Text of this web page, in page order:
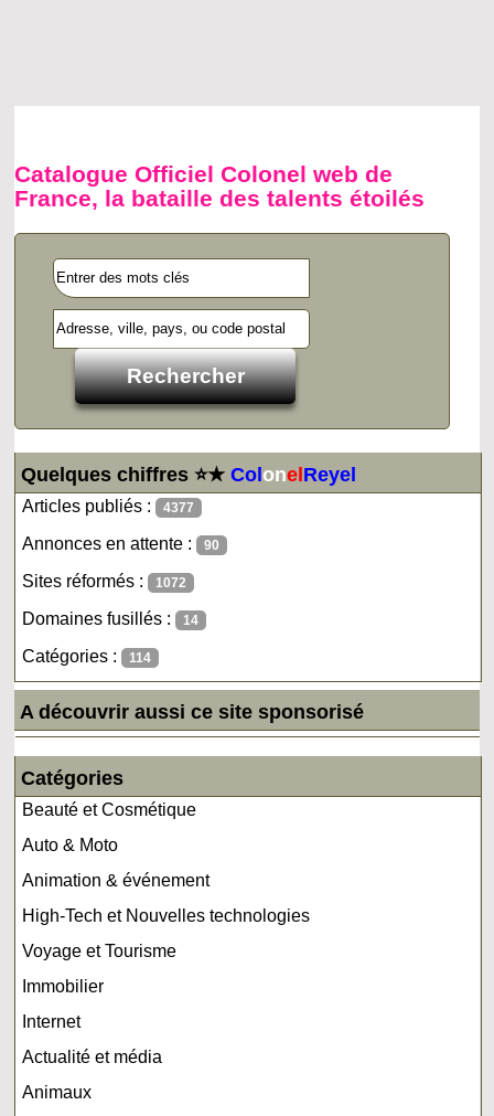
Catalogue Officiel Colonel web de
France, la bataille des talents étoilés
Quelques chiffres ⭐★ColonelReyel
Articles publiés : 4377
Annonces en attente : 90
Sites réformés : 1072
Domaines fusillés : 14
Catégories : 114
A découvrir aussi ce site sponsorisé
Catégories
Beauté et Cosmétique
Auto & Moto
Animation & événement
High-Tech et Nouvelles technologies
Voyage et Tourisme
Immobilier
Internet
Actualité et média
Animaux